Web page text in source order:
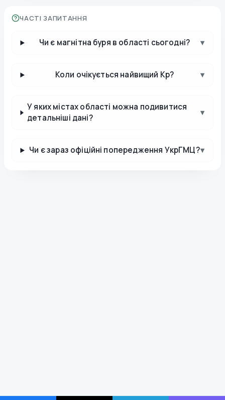
ЧАСТІ ЗАПИТАННЯ
Чи є магнітна буря в області сьогодні? ▾
Коли очікується найвищий Kp? ▾
У яких містах області можна подивитися
детальніші дані?
▾
Чи є зараз офіційні попередження УкрГМЦ?▾